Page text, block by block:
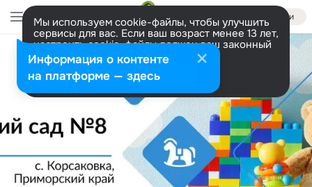
Войти
Мы используем cookie-файлы, чтобы улучшить
сервисы для вас. Если ваш возраст менее 13 лет,
настроить cookie-файлы должен ваш законный
представитель. Больше информации
Разрешить все Настроить
Информация о контенте
на платформе — здесь